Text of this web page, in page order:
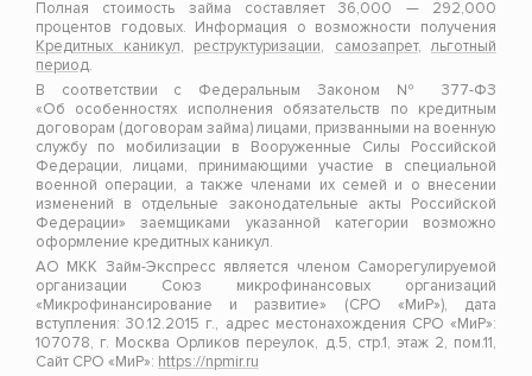
Полная стоимость займа составляет 36,000 — 292,000
процентов годовых. Информация о возможности получения
Кредитных каникул, реструктуризации, самозапрет, льготный
период.
В соответствии с Федеральным Законом № 377-ФЗ
«Об особенностях исполнения обязательств по кредитным
договорам (договорам займа) лицами, призванными на военную
службу по мобилизации в Вооруженные Силы Российской
Федерации, лицами, принимающими участие в специальной
военной операции, а также членами их семей и о внесении
изменений в отдельные законодательные акты Российской
Федерации» заемщиками указанной категории возможно
оформление кредитных каникул.
АО МКК Займ-Экспресс является членом Саморегулируемой
организации Союз микрофинансовых организаций
«Микрофинансирование и развитие» (СРО «МиР»), дата
вступления: 30.12.2015 г., адрес местонахождения СРО «МиР»:
107078, г. Москва Орликов переулок, д.5, стр.1, этаж 2, пом.11,
Сайт СРО «МиР»: https://npmir.ru